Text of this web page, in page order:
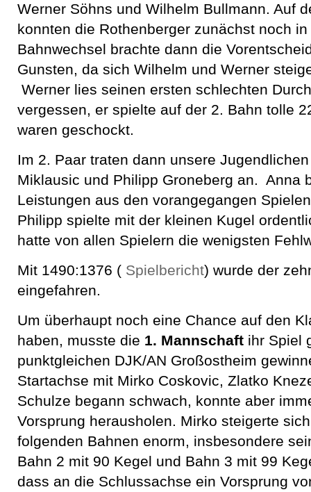
Werner Söhns und Wilhelm Bullmann. Auf
konnten die Rothenberger zunächst noch
Bahnwechsel brachte dann die
Gunsten, da sich Wilhelm und Werner
Werner lies seinen ersten schlechten
vergessen, er spielte auf der 2. Bahn tolle
waren geschockt.
Im 2. Paar traten dann unsere
Miklausic und Philipp Groneberg an. Anna
Leistungen aus den vorangegangen
Philipp spielte mit der kleinen Kugel
hatte von allen Spielern die wenigsten
Mit 1490:1376 ( Spielbericht) wurde der
eingefahren.
Um überhaupt noch eine Chance auf den
haben, musste die 1. Mannschaft ihr Spiel
punktgleichen DJK/AN Großostheim
Startachse mit Mirko Coskovic, Zlatko
Schulze begann schwach, konnte aber
Vorsprung herausholen. Mirko steigerte
folgenden Bahnen enorm, insbesondere
Bahn 2 mit 90 Kegel und Bahn 3 mit 99
dass an die Schlussachse ein Vorsprung